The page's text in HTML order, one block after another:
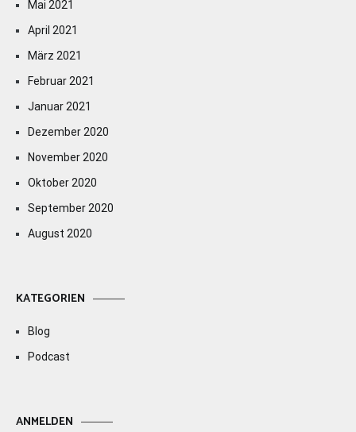
Mai 2021
April 2021
März 2021
Februar 2021
Januar 2021
Dezember 2020
November 2020
Oktober 2020
September 2020
August 2020
KATEGORIEN
Blog
Podcast
ANMELDEN